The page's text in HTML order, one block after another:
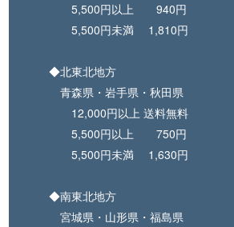
5,500円以上 940円
5,500円未満 1,810円
◆北東北地方
青森県・岩手県・秋田県
12,000円以上 送料無料
5,500円以上 750円
5,500円未満 1,630円
◆南東北地方
宮城県・山形県・福島県